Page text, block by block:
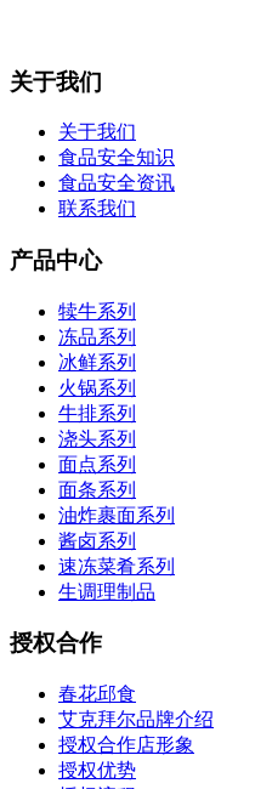
关于我们
关于我们
食品安全知识
食品安全资讯
联系我们
产品中心
犊牛系列
冻品系列
冰鲜系列
火锅系列
牛排系列
浇头系列
面点系列
面条系列
油炸裹面系列
酱卤系列
速冻菜肴系列
生调理制品
授权合作
春花邱食
艾克拜尔品牌介绍
授权合作店形象
授权优势